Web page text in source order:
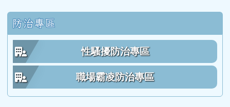
59學年度(60年7月)第 1 屆師生
防治專區
性騷擾防治專區
職場霸凌防治專區